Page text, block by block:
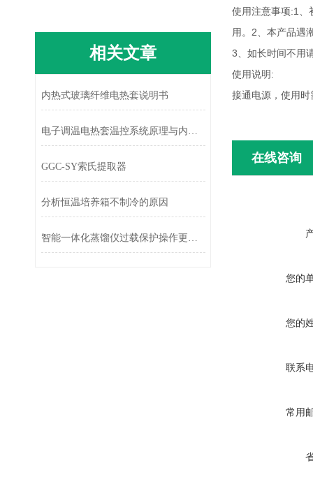
使用注意事项:1、
用。2、本产品遇
3、如长时间不用
使用说明:
接通电源，使用
在线咨询
您的
您的
联系
常用
相关文章
内热式玻璃纤维电热套说明书
电子调温电热套温控系统原理与内部结构拆解
GGC-SY索氏提取器
分析恒温培养箱不制冷的原因
智能一体化蒸馏仪过载保护操作更安全